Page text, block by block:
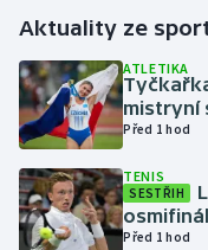
Gymnastika
Házená
Jezdectví
Judo
Aktuality ze
ATLETIKA
mistryní
Před 1 hod
TENIS
SESTŘIH
Před 1 hod